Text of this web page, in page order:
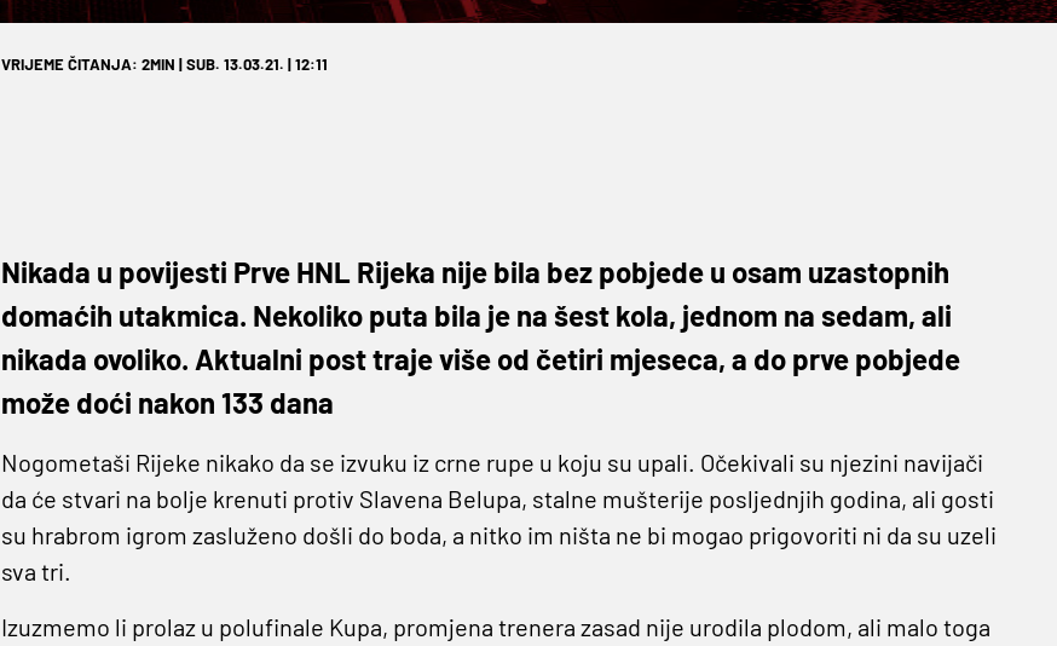
VRIJEME ČITANJA: 2MIN | SUB. 13.03.21. | 12:11
Nikada u povijesti Prve HNL Rijeka nije bila bez pobjede u osam uzastopnih
domaćih utakmica. Nekoliko puta bila je na šest kola, jednom na sedam, ali
nikada ovoliko. Aktualni post traje više od četiri mjeseca, a do prve pobjede
može doći nakon 133 dana
Nogometaši Rijeke nikako da se izvuku iz crne rupe u koju su upali. Očekivali su njezini navijači
da će stvari na bolje krenuti protiv Slavena Belupa, stalne mušterije posljednjih godina, ali gosti
su hrabrom igrom zasluženo došli do boda, a nitko im ništa ne bi mogao prigovoriti ni da su uzeli
sva tri.
Izuzmemo li prolaz u polufinale Kupa, promjena trenera zasad nije urodila plodom, ali malo toga